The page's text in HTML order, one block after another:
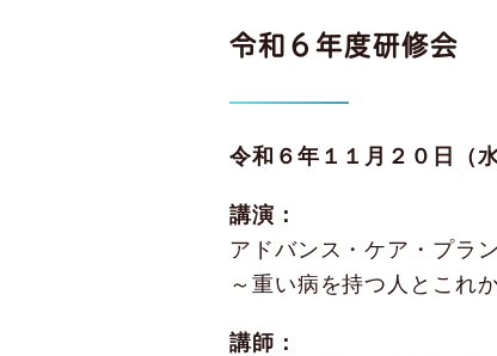
令和６年度研修会
令和６年１１月２０日（
講演：
アドバンス・ケア・プラ
～重い病を持つ人とこれ
講師：